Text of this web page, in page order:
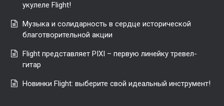
укулеле Flight!
Музыка и солидарность в сердце исторической
благотворительной акции
Flight представляет PIXI – первую линейку тревел-
гитар
Новинки Flight: выберите свой идеальный инструмент!